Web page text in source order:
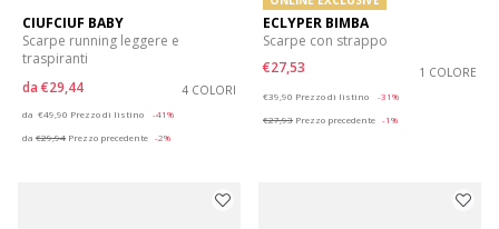
CIUFCIUF BABY
Scarpe running leggere e
traspiranti
da €29,44 4 COLORI
da €49,90 Prezzo di listino
-41%
da €29,94 Prezzo precedente -2%
ECLYPER BIMBA
Scarpe con strappo
€27,53
1 COLORE
€39,90 Prezzo di listino
-31%
€27,93 Prezzo precedente -1%